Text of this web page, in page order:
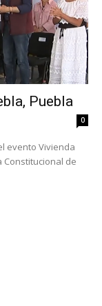
Puebla
0
evento Vivienda
de